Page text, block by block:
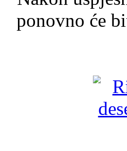
ponovno će